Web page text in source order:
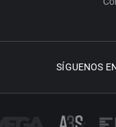
SÍGUENOS